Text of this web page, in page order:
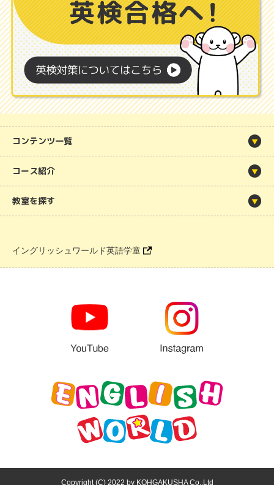
コンテンツ一覧
コース紹介
教室を探す
イングリッシュワールド英語学童
Copyright (C) 2022 by KOHGAKUSHA Co.,Ltd